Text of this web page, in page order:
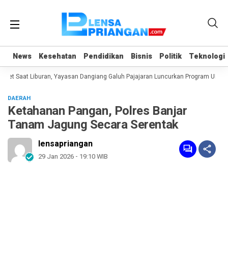
News Kesehatan Pendidikan Bisnis Politik Teknologi
News Kesehatan Pendidikan Bisnis Politik Teknologi
Saat Liburan, Yayasan Dangiang Galuh Pajajaran Luncurkan Program ULAS
DAERAH
Ketahanan Pangan, Polres Banjar
Tanam Jagung Secara Serentak
lensapriangan
29 Jan 2026 - 19:10 WIB